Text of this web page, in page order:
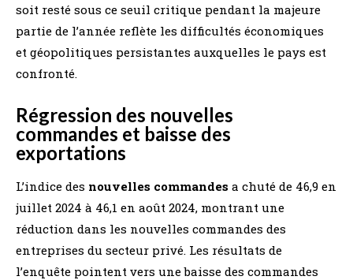
soit resté sous ce seuil critique pendant la majeure
partie de l’année reflète les difficultés économiques
et géopolitiques persistantes auxquelles le pays est
confronté.
Régression des nouvelles
commandes et baisse des
exportations
L’indice des nouvelles commandes a chuté de 46,9 en
juillet 2024 à 46,1 en août 2024, montrant une
réduction dans les nouvelles commandes des
entreprises du secteur privé. Les résultats de
l’enquête pointent vers une baisse des commandes